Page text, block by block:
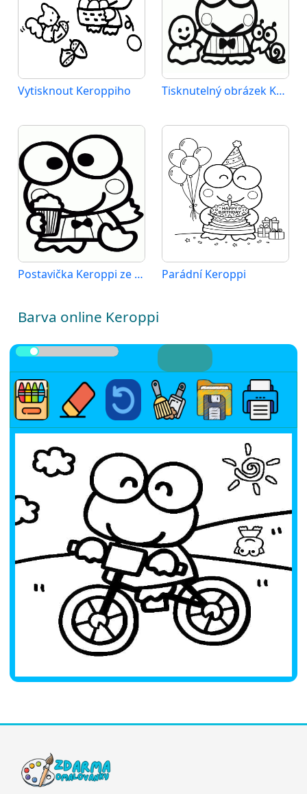
Vytisknout Keroppiho Tisknutelný obrázek Keroppiho
Postavička Keroppi ze Sanria Parádní Keroppi
Barva online Keroppi